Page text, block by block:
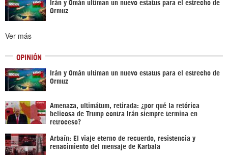
Irán y Omán ultiman un nuevo estatus para el estrecho de
Ormuz
Ver más
OPINIÓN
Irán y Omán ultiman un nuevo estatus para el estrecho de
Ormuz
Amenaza, ultimátum, retirada: ¿por qué la retórica
belicosa de Trump contra Irán siempre termina en
retroceso?
Arbaín: El viaje eterno de recuerdo, resistencia y
renacimiento del mensaje de Karbala